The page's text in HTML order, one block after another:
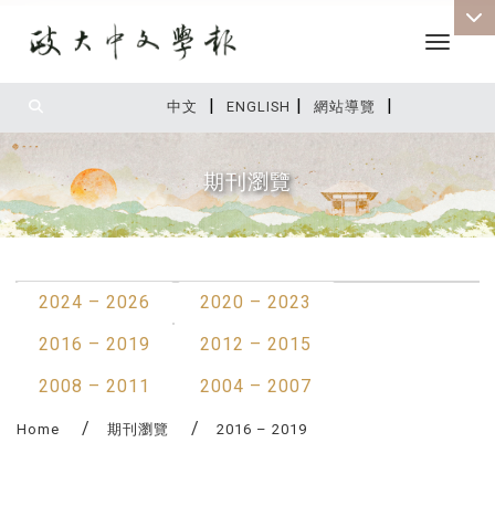
中文 | ENGLISH | 網站導覽 |
Toggle
期刊瀏覽
2024 – 2026
2020 – 2023
2016 – 2019
2012 – 2015
2008 – 2011
2004 – 2007
Home 期刊瀏覽 2016 – 2019